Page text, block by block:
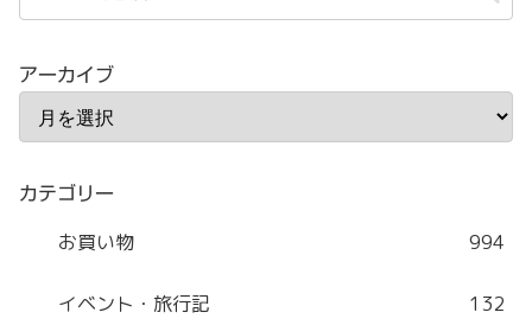
アーカイブ
カテゴリー
お買い物 994
イベント・旅行記 132